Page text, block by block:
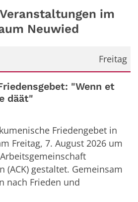
im
Neuwied
Freitag
"Wenn et
däät"
Friedengebet in
Freitag, 7. August 2026 um
(ACK) gestaltet. Gemeinsam
nach Frieden und